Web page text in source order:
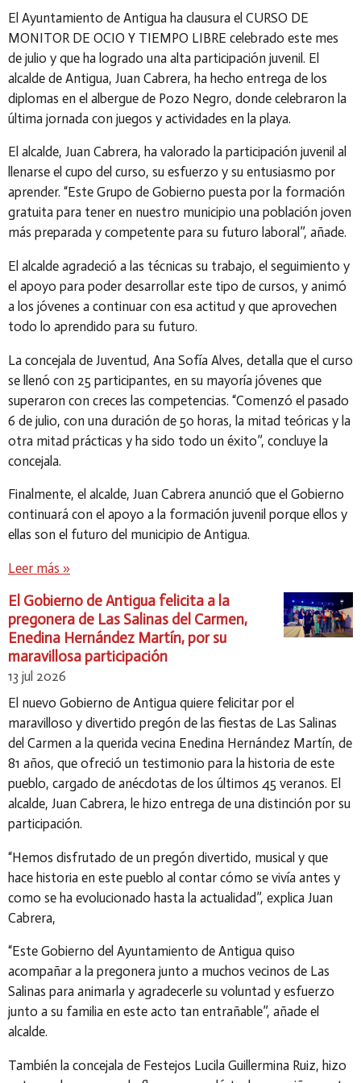
El Ayuntamiento de Antigua ha clausura el CURSO DE
MONITOR DE OCIO Y TIEMPO LIBRE celebrado este mes
de julio y que ha logrado una alta participación juvenil. El
alcalde de Antigua, Juan Cabrera, ha hecho entrega de los
diplomas en el albergue de Pozo Negro, donde celebraron la
última jornada con juegos y actividades en la playa.
El alcalde, Juan Cabrera, ha valorado la participación juvenil al
llenarse el cupo del curso, su esfuerzo y su entusiasmo por
aprender. “Este Grupo de Gobierno puesta por la formación
gratuita para tener en nuestro municipio una población joven
más preparada y competente para su futuro laboral”, añade.
El alcalde agradeció a las técnicas su trabajo, el seguimiento y
el apoyo para poder desarrollar este tipo de cursos, y animó
a los jóvenes a continuar con esa actitud y que aprovechen
todo lo aprendido para su futuro.
La concejala de Juventud, Ana Sofía Alves, detalla que el curso
se llenó con 25 participantes, en su mayoría jóvenes que
superaron con creces las competencias. “Comenzó el pasado
6 de julio, con una duración de 50 horas, la mitad teóricas y la
otra mitad prácticas y ha sido todo un éxito”, concluye la
concejala.
Finalmente, el alcalde, Juan Cabrera anunció que el Gobierno
continuará con el apoyo a la formación juvenil porque ellos y
ellas son el futuro del municipio de Antigua.
Leer más »
El Gobierno de Antigua felicita a la
pregonera de Las Salinas del Carmen,
Enedina Hernández Martín, por su
maravillosa participación
13 jul 2026
El nuevo Gobierno de Antigua quiere felicitar por el
maravilloso y divertido pregón de las fiestas de Las Salinas
del Carmen a la querida vecina Enedina Hernández Martín, de
81 años, que ofreció un testimonio para la historia de este
pueblo, cargado de anécdotas de los últimos 45 veranos. El
alcalde, Juan Cabrera, le hizo entrega de una distinción por su
participación.
“Hemos disfrutado de un pregón divertido, musical y que
hace historia en este pueblo al contar cómo se vivía antes y
como se ha evolucionado hasta la actualidad”, explica Juan
Cabrera,
“Este Gobierno del Ayuntamiento de Antigua quiso
acompañar a la pregonera junto a muchos vecinos de Las
Salinas para animarla y agradecerle su voluntad y esfuerzo
junto a su familia en este acto tan entrañable”, añade el
alcalde.
También la concejala de Festejos Lucila Guillermina Ruiz, hizo